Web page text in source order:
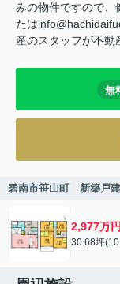
みの物件ですので、
たは
産のスタッフが不
無
碧南市笹山町 新築戸
2,977万円
30.68坪